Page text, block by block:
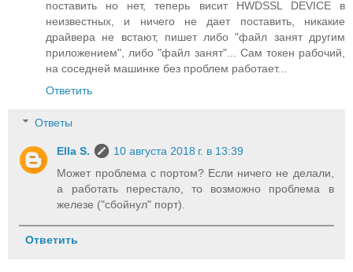
поставить но нет, теперь висит HWDSSL DEVICE в
неизвестных, и ничего не дает поставить, никакие
драйвера не встают, пишет либо "файл занят другим
приложением", либо "файл занят"... Сам токен рабочий,
на соседней машинке без проблем работает...
Ответить
Ответы
Ella S.
10 августа 2018 г. в 13:39
Может проблема с портом? Если ничего не делали,
а работать перестало, то возможно проблема в
железе ("сбойнул" порт).
Ответить